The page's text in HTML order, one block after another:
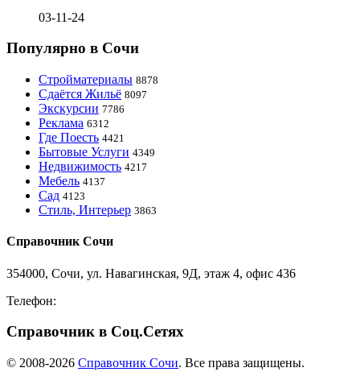
03-11-24
Популярно в Сочи
Стройматериалы 8878
Сдаётся Жильё 8097
Экскурсии 7786
Реклама 6312
Где Поесть 4421
Бытовые Услуги 4349
Недвижимость 4217
Мебель 4137
Сад 4123
Стиль, Интерьер 3863
Справочник Сочи
354000, Сочи, ул. Навагинская, 9Д, этаж 4, офис 436
Телефон:
Справочник в Соц.Сетях
© 2008-2026 Справочник Сочи. Все права защищены.